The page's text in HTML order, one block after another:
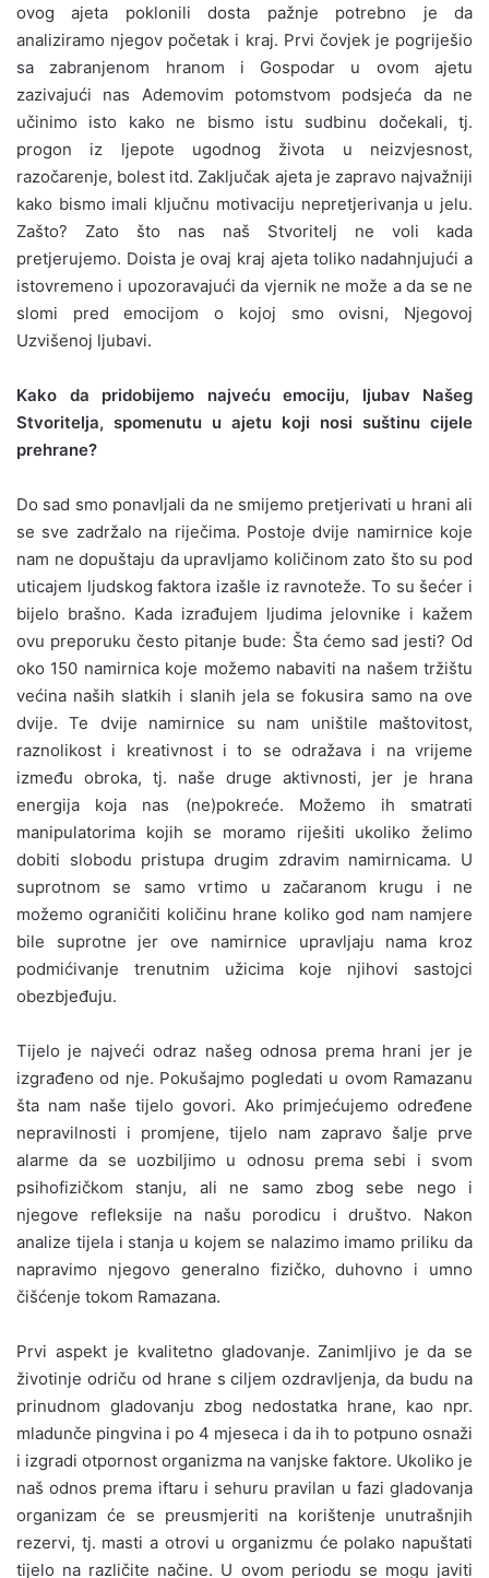
ovog ajeta poklonili dosta pažnje potrebno je da
analiziramo njegov početak i kraj. Prvi čovjek je pogriješio
sa zabranjenom hranom i Gospodar u ovom ajetu
zazivajući nas Ademovim potomstvom podsjeća da ne
učinimo isto kako ne bismo istu sudbinu dočekali, tj.
progon iz ljepote ugodnog života u neizvjesnost,
razočarenje, bolest itd. Zaključak ajeta je zapravo najvažniji
kako bismo imali ključnu motivaciju nepretjerivanja u jelu.
Zašto? Zato što nas naš Stvoritelj ne voli kada
pretjerujemo. Doista je ovaj kraj ajeta toliko nadahnjujući a
istovremeno i upozoravajući da vjernik ne može a da se ne
slomi pred emocijom o kojoj smo ovisni, Njegovoj
Uzvišenoj ljubavi.
Kako da pridobijemo najveću emociju, ljubav Našeg
Stvoritelja, spomenutu u ajetu koji nosi suštinu cijele
prehrane?
Do sad smo ponavljali da ne smijemo pretjerivati u hrani ali
se sve zadržalo na riječima. Postoje dvije namirnice koje
nam ne dopuštaju da upravljamo količinom zato što su pod
uticajem ljudskog faktora izašle iz ravnoteže. To su šećer i
bijelo brašno. Kada izrađujem ljudima jelovnike i kažem
ovu preporuku često pitanje bude: Šta ćemo sad jesti? Od
oko 150 namirnica koje možemo nabaviti na našem tržištu
većina naših slatkih i slanih jela se fokusira samo na ove
dvije. Te dvije namirnice su nam uništile maštovitost,
raznolikost i kreativnost i to se odražava i na vrijeme
između obroka, tj. naše druge aktivnosti, jer je hrana
energija koja nas (ne)pokreće. Možemo ih smatrati
manipulatorima kojih se moramo riješiti ukoliko želimo
dobiti slobodu pristupa drugim zdravim namirnicama. U
suprotnom se samo vrtimo u začaranom krugu i ne
možemo ograničiti količinu hrane koliko god nam namjere
bile suprotne jer ove namirnice upravljaju nama kroz
podmićivanje trenutnim užicima koje njihovi sastojci
obezbjeđuju.
Tijelo je najveći odraz našeg odnosa prema hrani jer je
izgrađeno od nje. Pokušajmo pogledati u ovom Ramazanu
šta nam naše tijelo govori. Ako primjećujemo određene
nepravilnosti i promjene, tijelo nam zapravo šalje prve
alarme da se uozbiljimo u odnosu prema sebi i svom
psihofizičkom stanju, ali ne samo zbog sebe nego i
njegove refleksije na našu porodicu i društvo. Nakon
analize tijela i stanja u kojem se nalazimo imamo priliku da
napravimo njegovo generalno fizičko, duhovno i umno
čišćenje tokom Ramazana.
Prvi aspekt je kvalitetno gladovanje. Zanimljivo je da se
životinje odriču od hrane s ciljem ozdravljenja, da budu na
prinudnom gladovanju zbog nedostatka hrane, kao npr.
mladunče pingvina i po 4 mjeseca i da ih to potpuno osnaži
i izgradi otpornost organizma na vanjske faktore. Ukoliko je
naš odnos prema iftaru i sehuru pravilan u fazi gladovanja
organizam će se preusmjeriti na korištenje unutrašnjih
rezervi, tj. masti a otrovi u organizmu će polako napuštati
tijelo na različite načine. U ovom periodu se mogu javiti